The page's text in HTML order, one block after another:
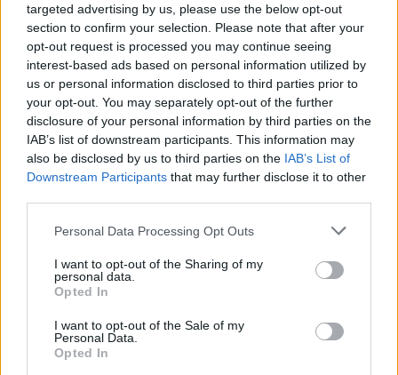
targeted advertising by us, please use the below opt-out
section to confirm your selection. Please note that after your
opt-out request is processed you may continue seeing
interest-based ads based on personal information utilized by
us or personal information disclosed to third parties prior to
your opt-out. You may separately opt-out of the further
disclosure of your personal information by third parties on the
IAB’s list of downstream participants. This information may
also be disclosed by us to third parties on the IAB’s List of
Downstream Participants that may further disclose it to other
Please note that this website/app uses one or more Google
not limited to your visit or usage behaviour. You may click to
grant or deny consent to Google and its third-party tags to
use your data for below specified purposes in below Google
consent section.
Personal Data Processing Opt Outs
I want to opt-out of the Sharing of my
personal data.
Opted In
I want to opt-out of the Sale of my
Personal Data.
Opted In
Ρωσία το δικαίωμα να ορίσει έναν
διαπραγματευτή εξ ονόματός μας», συνέχισε.